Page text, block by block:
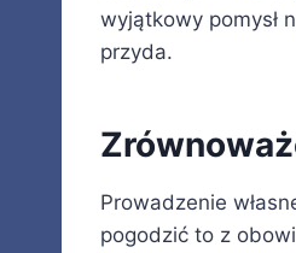
wyjątkowy pomysł
przyda.
Prowadzenie
pogodzić to z